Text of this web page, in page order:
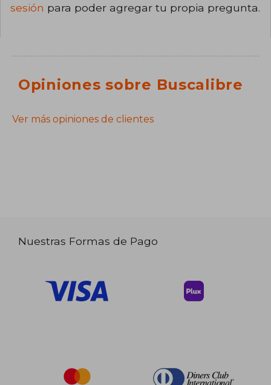
sesión para poder agregar tu propia pregunta.
Opiniones sobre Buscalibre
Ver más opiniones de clientes
Nuestras Formas de Pago